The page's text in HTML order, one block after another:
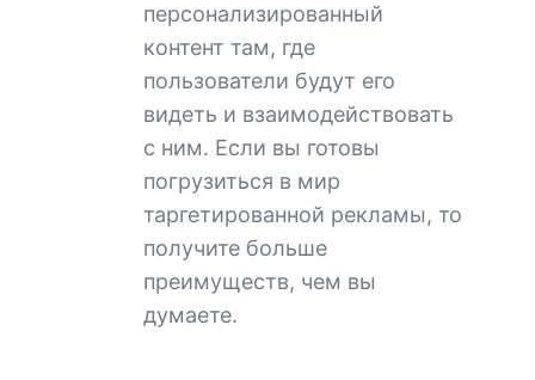
персонализированный
контент там, где
пользователи будут его
видеть и взаимодействовать
с ним. Если вы готовы
погрузиться в мир
таргетированной рекламы, то
получите больше
преимуществ, чем вы
думаете.